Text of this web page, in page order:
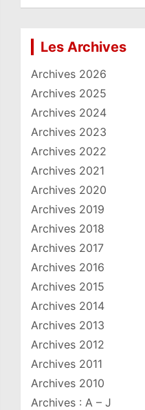
Les Archives
Archives 2026
Archives 2025
Archives 2024
Archives 2023
Archives 2022
Archives 2021
Archives 2020
Archives 2019
Archives 2018
Archives 2017
Archives 2016
Archives 2015
Archives 2014
Archives 2013
Archives 2012
Archives 2011
Archives 2010
Archives : A – J